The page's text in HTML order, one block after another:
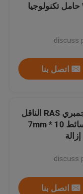
15mm ل WWTP حامل تكنولوجيا
اتصل بنا
الزراعة المائية الجمبري RAS الناقل
العائم MBBR الوسائط 10 * 7mm
اتصل بنا